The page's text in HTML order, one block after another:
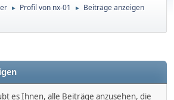
► Profil von nx-01 ► Beiträge anzeigen
es Ihnen, alle Beiträge anzusehen, die